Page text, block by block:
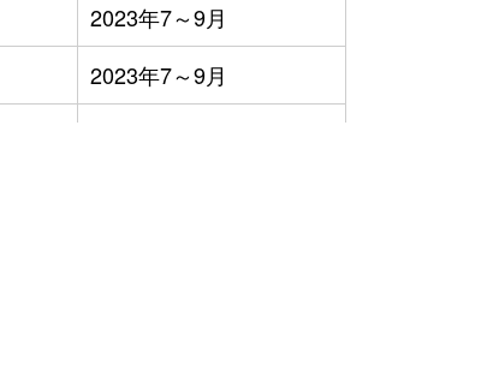
2023年7～9月
2023年7～9月